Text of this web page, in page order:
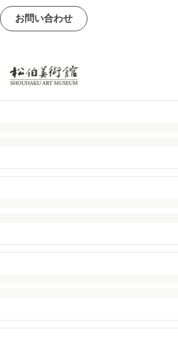
お問い合わせ